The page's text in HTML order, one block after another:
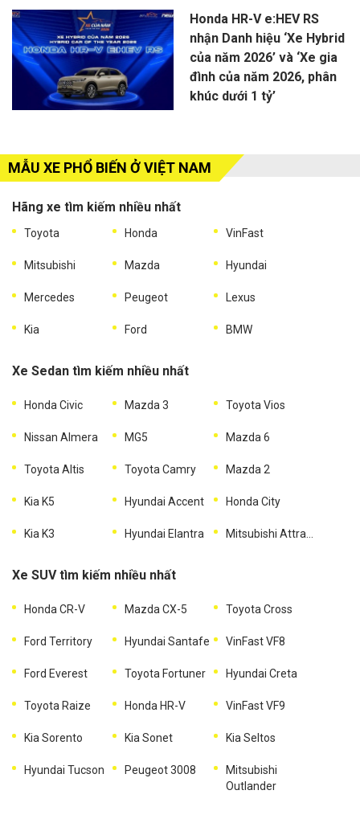
Honda HR-V e:HEV RS
nhận Danh hiệu ‘Xe Hybrid
của năm 2026’ và ‘Xe gia
đình của năm 2026, phân
khúc dưới 1 tỷ’
MẪU XE PHỔ BIẾN Ở VIỆT NAM
Hãng xe tìm kiếm nhiều nhất
Toyota Honda VinFast
Mitsubishi Mazda Hyundai
Mercedes Peugeot Lexus
Kia Ford BMW
Xe Sedan tìm kiếm nhiều nhất
Honda Civic Mazda 3 Toyota Vios
Nissan Almera MG5 Mazda 6
Toyota Altis Toyota Camry Mazda 2
Kia K5 Hyundai Accent Honda City
Kia K3 Hyundai Elantra Mitsubishi Attrage
Xe SUV tìm kiếm nhiều nhất
Honda CR-V Mazda CX-5 Toyota Cross
Ford Territory Hyundai Santafe VinFast VF8
Ford Everest Toyota Fortuner Hyundai Creta
Toyota Raize Honda HR-V VinFast VF9
Kia Sorento Kia Sonet Kia Seltos
Hyundai Tucson Peugeot 3008
Mitsubishi
Outlander